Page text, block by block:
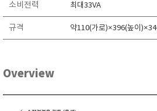
SONIC CORPORATION
TAKEMURA
Termoprodukt
TFA Dostmann
소비전력 최대33VA
규격 약110(가로)×396(높이
Overview